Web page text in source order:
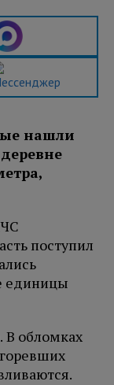
нашли
поступил
единицы
В обломках